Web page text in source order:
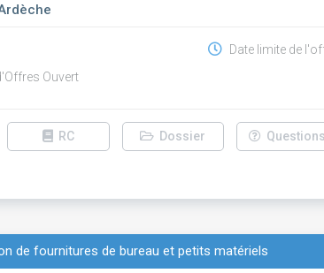
Ouvert
Date limite de
RC Dossier Questions
de fournitures de bureau et petits matériels